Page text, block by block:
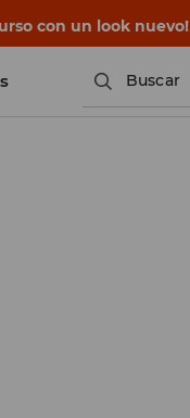
con un look nuevo!
Buscar